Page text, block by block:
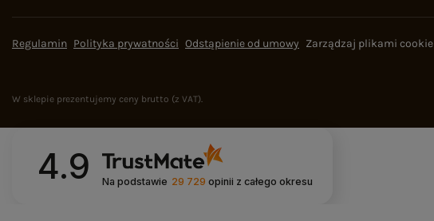
Regulamin Polityka prywatności Odstąpienie od umowy Zarządzaj plikami cookie
W sklepie prezentujemy ceny brutto (z VAT).
4.9 Na podstawie 29 729 opinii z całego okresu